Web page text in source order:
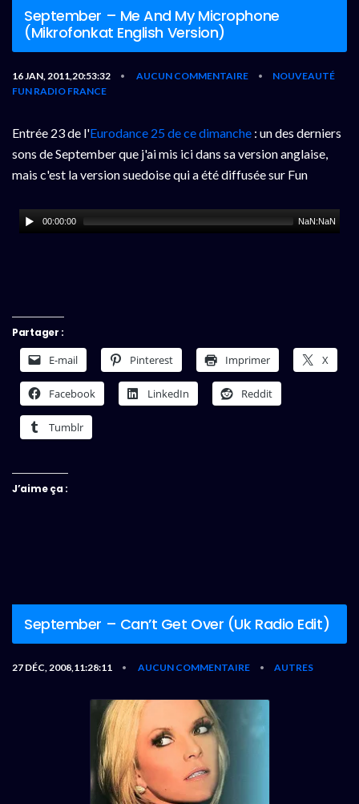
September – Me And My Microphone
(Mikrofonkat English Version)
16 JAN, 2011,20:53:32 • AUCUN COMMENTAIRE •
NOUVEAUTÉ
FUN RADIO FRANCE
Entrée 23 de l'Eurodance 25 de ce dimanche : un des derniers
sons de September que j'ai mis ici dans sa version anglaise,
mais c'est la version suedoise qui a été diffusée sur Fun
00:00:00 NaN:NaN
Partager :
E-mail Pinterest Imprimer X
Facebook LinkedIn Reddit
Tumblr
J’aime ça :
September – Can’t Get Over (Uk Radio Edit)
27 DÉC, 2008,11:28:11 • AUCUN COMMENTAIRE • AUTRES